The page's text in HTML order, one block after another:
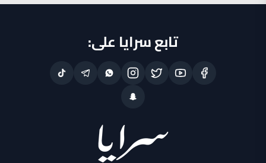
تابع سرايا على: